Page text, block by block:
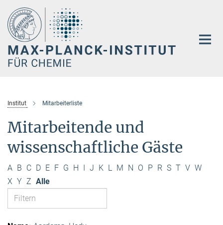
Hauptinhalt
Institut Mitarbeiterliste
Mitarbeitende und
wissenschaftliche Gäste
A B C D E F G H I J K L M N O P R S T V W
X Y Z Alle